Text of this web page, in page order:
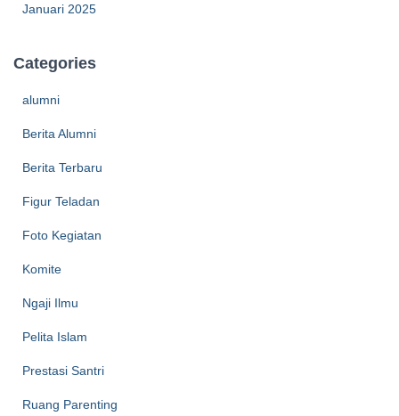
Januari 2025
Categories
alumni
Berita Alumni
Berita Terbaru
Figur Teladan
Foto Kegiatan
Komite
Ngaji Ilmu
Pelita Islam
Prestasi Santri
Ruang Parenting